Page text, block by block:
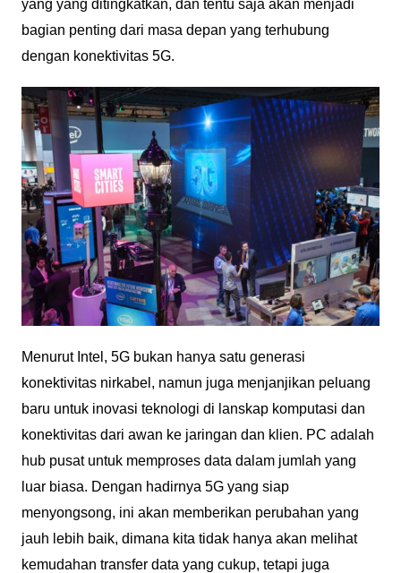
yang yang ditingkatkan, dan tentu saja akan menjadi
bagian penting dari masa depan yang terhubung
dengan konektivitas 5G.
Menurut Intel, 5G bukan hanya satu generasi
konektivitas nirkabel, namun juga menjanjikan peluang
baru untuk inovasi teknologi di lanskap komputasi dan
konektivitas dari awan ke jaringan dan klien. PC adalah
hub pusat untuk memproses data dalam jumlah yang
luar biasa. Dengan hadirnya 5G yang siap
menyongsong, ini akan memberikan perubahan yang
jauh lebih baik, dimana kita tidak hanya akan melihat
kemudahan transfer data yang cukup, tetapi juga